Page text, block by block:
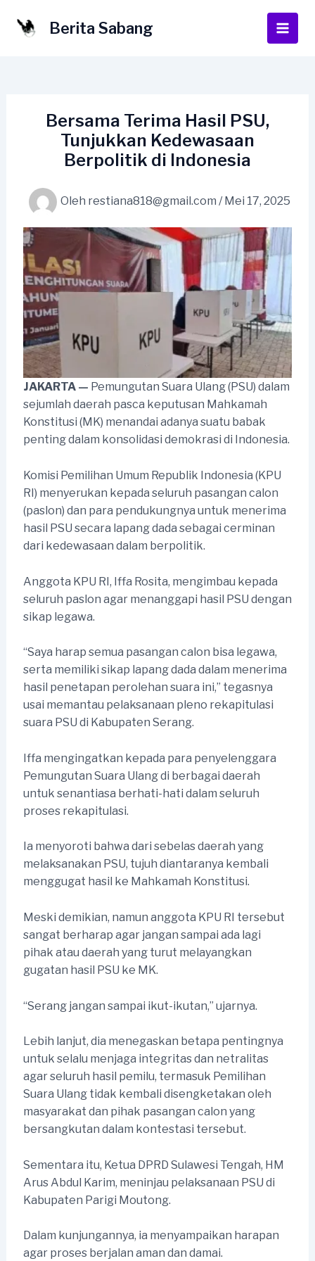
Berita Sabang
Main
Bersama Terima Hasil PSU,
Tunjukkan Kedewasaan
Berpolitik di Indonesia
Oleh restiana818@gmail.com / Mei 17, 2025
JAKARTA — Pemungutan Suara Ulang (PSU) dalam
sejumlah daerah pasca keputusan Mahkamah
Konstitusi (MK) menandai adanya suatu babak
penting dalam konsolidasi demokrasi di Indonesia.
Komisi Pemilihan Umum Republik Indonesia (KPU
RI) menyerukan kepada seluruh pasangan calon
(paslon) dan para pendukungnya untuk menerima
hasil PSU secara lapang dada sebagai cerminan
dari kedewasaan dalam berpolitik.
Anggota KPU RI, Iffa Rosita, mengimbau kepada
seluruh paslon agar menanggapi hasil PSU dengan
sikap legawa.
“Saya harap semua pasangan calon bisa legawa,
serta memiliki sikap lapang dada dalam menerima
hasil penetapan perolehan suara ini,” tegasnya
usai memantau pelaksanaan pleno rekapitulasi
suara PSU di Kabupaten Serang.
Iffa mengingatkan kepada para penyelenggara
Pemungutan Suara Ulang di berbagai daerah
untuk senantiasa berhati-hati dalam seluruh
proses rekapitulasi.
Ia menyoroti bahwa dari sebelas daerah yang
melaksanakan PSU, tujuh diantaranya kembali
menggugat hasil ke Mahkamah Konstitusi.
Meski demikian, namun anggota KPU RI tersebut
sangat berharap agar jangan sampai ada lagi
pihak atau daerah yang turut melayangkan
gugatan hasil PSU ke MK.
“Serang jangan sampai ikut-ikutan,” ujarnya.
Lebih lanjut, dia menegaskan betapa pentingnya
untuk selalu menjaga integritas dan netralitas
agar seluruh hasil pemilu, termasuk Pemilihan
Suara Ulang tidak kembali disengketakan oleh
masyarakat dan pihak pasangan calon yang
bersangkutan dalam kontestasi tersebut.
Sementara itu, Ketua DPRD Sulawesi Tengah, HM
Arus Abdul Karim, meninjau pelaksanaan PSU di
Kabupaten Parigi Moutong.
Dalam kunjungannya, ia menyampaikan harapan
agar proses berjalan aman dan damai.